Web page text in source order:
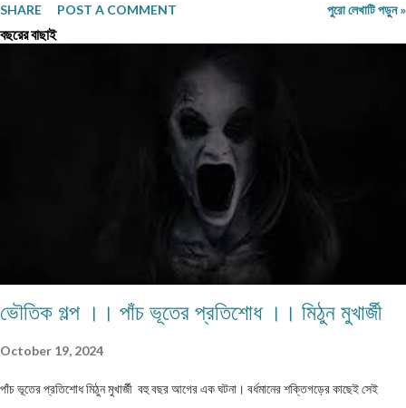
বসেন, পাশে ঘুমিয়ে থাকা স্ত্রী মিরা বেগমের দিকে একবার তাকান। ঘুমের ভেতরেও মিরা বেগমের মুখে
অদ্ভুত এক প্রশান্তি লেগে থাকে। এত বছর একসঙ্গে থাকার পর মানুষটিকে আর নতুন করে দেখার কিছু
নেই, তবু প্রতিদিন ভোরে তাঁর মনে হয়—এই মানুষটিই তাঁর জীবনের সবচেয়ে বড় প্রাপ্তি। ওজু সেরে
নামাজ পড়ে তিনি বারান্দায় এসে বসেন। শীতের বাতাসে তুলসীপাতার গন্ধ মিশে আছে। একটু পরেই মিরা
বেগম দু'কাপ ধোঁয়া ওঠা চা নিয়ে এসে পাশে বসেন। — "চায়ে চিনি কম দিয়েছি। ডাক্তার তো বারবার
নিষেধ করেছেন।" কাশেম সাহেব কাপ হাতে নিয়ে হেসে বললেন, — "ডাক্তার যতটা নিষেধ করেন, তুমি তার
SHARE POST A COMMENT পুরো লেখাটি পড়ুন »
বছরের বাছাই
ভৌতিক গল্প ।। পাঁচ ভূতের প্রতিশোধ ।। মিঠুন মুখার্জী
October 19, 2024
পাঁচ ভূতের প্রতিশোধ মিঠুন মুখার্জী বহু বছর আগের এক ঘটনা। বর্ধমানের শক্তিগড়ের কাছেই সেই